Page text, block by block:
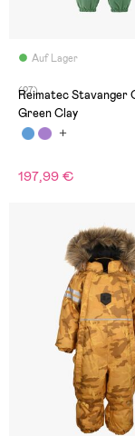
Auf Lager
(27)
Reimatec Stavanger
Green Clay
197,99 €